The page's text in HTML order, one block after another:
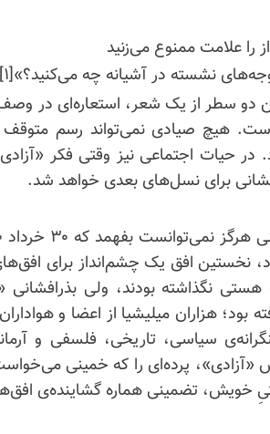
را علامت ممنوع می‌زنید
نشسته در آشیانه چه می‌کنید؟»[۱]
دو سطر از یک شعر، استعاره‌‌ای در وصف
هیچ صیادی نمی‌تواند رسم متوقف‌
در حیات اجتماعی نیز وقتی فکر
برای نسل‌های بعدی خواهد شد.
هستی نگذاشته بودند، ولی
بود؛ هزاران میلیشیا از اعضا و
سیاسی، تاریخی، فلسفی و
«آزادی»، پرده‌‌ای را که خمینی می‌خواست
خویش، تضمینی هماره گشاینده‌ی